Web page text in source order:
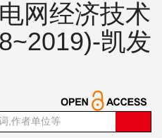
网经济技术
凯发